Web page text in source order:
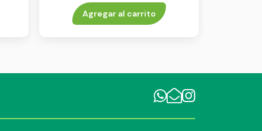
Agregar al carrito